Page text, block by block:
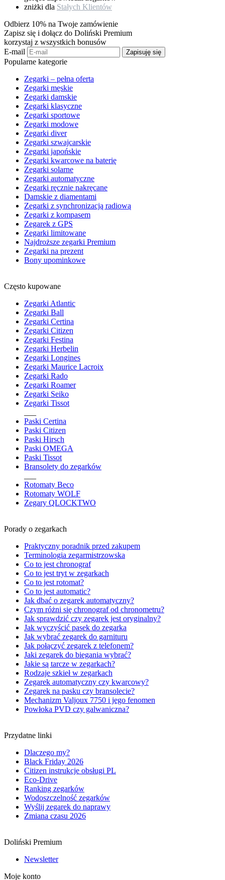
zniżki dla Stałych Klientów
Odbierz 10% na Twoje zamówienie
Zapisz się i dołącz do Doliński Premium
korzystaj z wszystkich bonusów
E-mail
Zapisuję się
Popularne kategorie
Zegarki – pełna oferta
Zegarki męskie
Zegarki damskie
Zegarki klasyczne
Zegarki sportowe
Zegarki modowe
Zegarki diver
Zegarki szwajcarskie
Zegarki japońskie
Zegarki kwarcowe na baterię
Zegarki solarne
Zegarki automatyczne
Zegarki ręcznie nakręcane
Damskie z diamentami
Zegarki z synchronizacją radiową
Zegarki z kompasem
Zegarek z GPS
Zegarki limitowane
Najdroższe zegarki Premium
Zegarki na prezent
Bony upominkowe
Często kupowane
Zegarki Atlantic
Zegarki Ball
Zegarki Certina
Zegarki Citizen
Zegarki Festina
Zegarki Herbelin
Zegarki Longines
Zegarki Maurice Lacroix
Zegarki Rado
Zegarki Roamer
Zegarki Seiko
Zegarki Tissot
Paski Certina
Paski Citizen
Paski Hirsch
Paski OMEGA
Paski Tissot
Bransolety do zegarków
Rotomaty Beco
Rotomaty WOLF
Zegary QLOCKTWO
Porady o zegarkach
Praktyczny poradnik przed zakupem
Terminologia zegarmistrzowska
Co to jest chronograf
Co to jest tryt w zegarkach
Co to jest rotomat?
Co to jest automatic?
Jak dbać o zegarek automatyczny?
Czym różni się chronograf od chronometru?
Jak sprawdzić czy zegarek jest oryginalny?
Jak wyczyścić pasek do zegarka
Jak wybrać zegarek do garnituru
Jak połączyć zegarek z telefonem?
Jaki zegarek do biegania wybrać?
Jakie są tarcze w zegarkach?
Rodzaje szkieł w zegarkach
Zegarek automatyczny czy kwarcowy?
Zegarek na pasku czy bransolecie?
Mechanizm Valjoux 7750 i jego fenomen
Powłoka PVD czy galwaniczna?
Przydatne linki
Dlaczego my?
Black Friday 2026
Citizen instrukcje obsługi PL
Eco-Drive
Ranking zegarków
Wodoszczelność zegarków
Wyślij zegarek do naprawy
Zmiana czasu 2026
Doliński Premium
Newsletter
Moje konto